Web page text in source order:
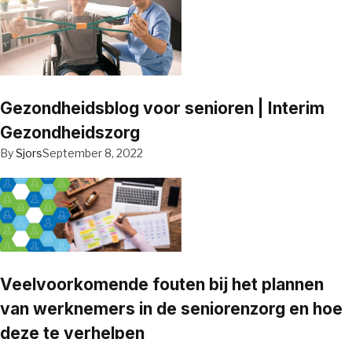
Gezondheidsblog voor senioren | Interim
Gezondheidszorg
BySjorsSeptember 8, 2022
Veelvoorkomende fouten bij het plannen
van werknemers in de seniorenzorg en hoe
deze te verhelpen